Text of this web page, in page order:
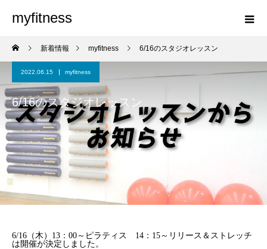
myfitness
新着情報 myfitness 6/16のスタジオレッスン
2022.06.15 myfitness
6/16のスタジオレッスン
6/16（木）13：00～ピラティス 14：15～リリース＆ストレッチ
は開催が決定しました。